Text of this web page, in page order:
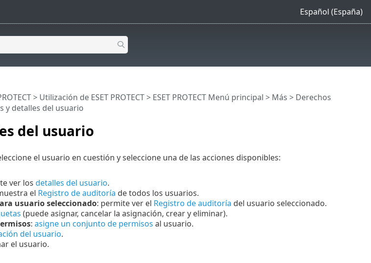
Español (España)
del usuario
> Utilización de ESET PROTECT> ESET PROTECT Menú principal > Más > Derechos
y detalles del usuario
el usuario en cuestión y seleccione una de las acciones disponibles:
ver los detalles del usuario.
el Registro de auditoría de todos los usuarios.
usuario seleccionado: permite ver el Registro de auditoría del usuario seleccionado.
(puede asignar, cancelar la asignación, crear y eliminar).
: asigne un conjunto de permisos al usuario.
del usuario.
el usuario.